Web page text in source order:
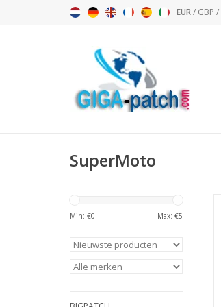
EUR/ GBP /
SuperMoto
Min: €0 Max: €5